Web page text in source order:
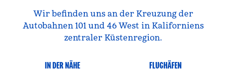
Wir befinden uns an der Kreuzung der
Autobahnen 101 und 46 West in Kaliforniens
zentraler Küstenregion.
IN DER NÄHE FLUGHÄFEN